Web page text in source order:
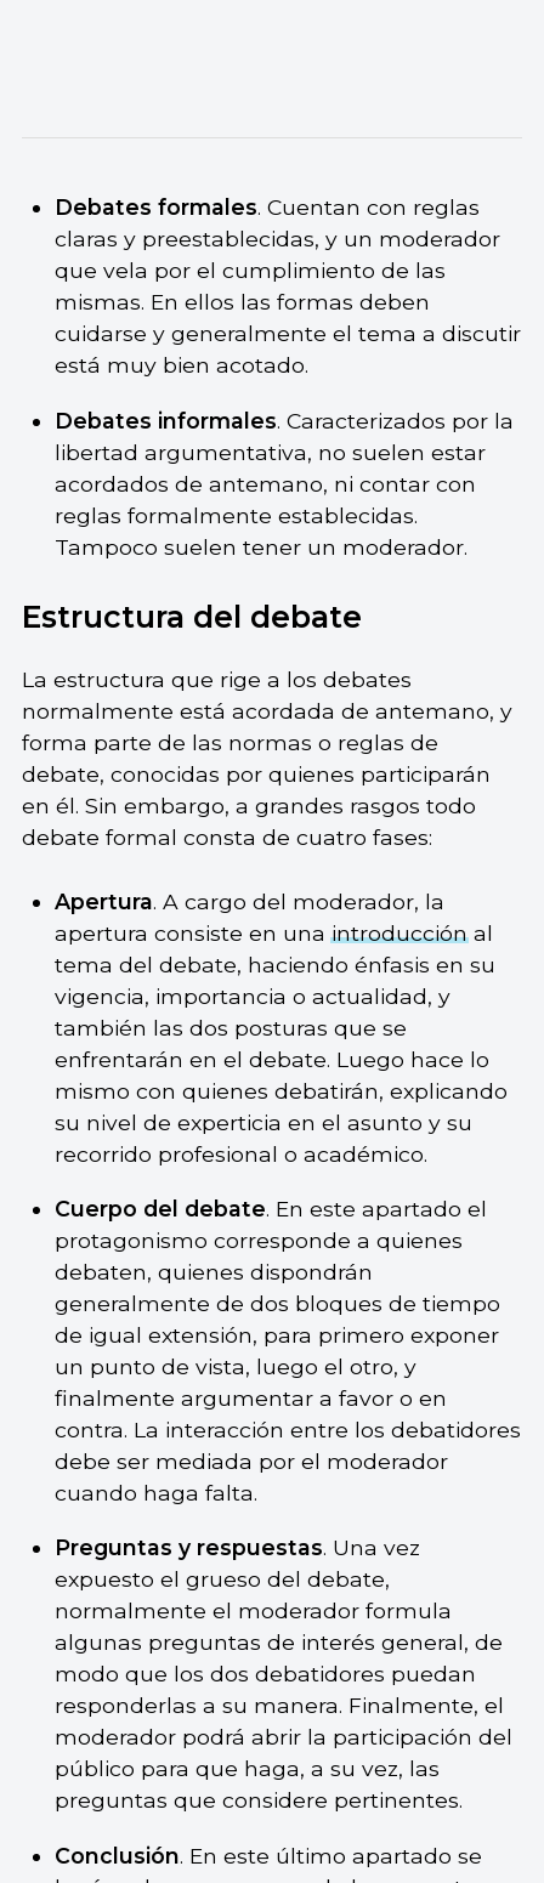
Debates formales. Cuentan con reglas
claras y preestablecidas, y un moderador
que vela por el cumplimiento de las
mismas. En ellos las formas deben
cuidarse y generalmente el tema a discutir
está muy bien acotado.
Debates informales. Caracterizados por la
libertad argumentativa, no suelen estar
acordados de antemano, ni contar con
reglas formalmente establecidas.
Tampoco suelen tener un moderador.
Estructura del debate
La estructura que rige a los debates
normalmente está acordada de antemano, y
forma parte de las normas o reglas de
debate, conocidas por quienes participarán
en él. Sin embargo, a grandes rasgos todo
debate formal consta de cuatro fases:
Apertura. A cargo del moderador, la
apertura consiste en unaintroducciónal
tema del debate, haciendo énfasis en su
vigencia, importancia o actualidad, y
también las dos posturas que se
enfrentarán en el debate. Luego hace lo
mismo con quienes debatirán, explicando
su nivel de experticia en el asunto y su
recorrido profesional o académico.
Cuerpo del debate. En este apartado el
protagonismo corresponde a quienes
debaten, quienes dispondrán
generalmente de dos bloques de tiempo
de igual extensión, para primero exponer
un punto de vista, luego el otro, y
finalmente argumentar a favor o en
contra. La interacción entre los debatidores
debe ser mediada por el moderador
cuando haga falta.
Preguntas y respuestas. Una vez
expuesto el grueso del debate,
normalmente el moderador formula
algunas preguntas de interés general, de
modo que los dos debatidores puedan
responderlas a su manera. Finalmente, el
moderador podrá abrir la participación del
público para que haga, a su vez, las
preguntas que considere pertinentes.
Conclusión. En este último apartado se